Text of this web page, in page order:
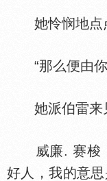
她怜悯地点
“那么便由你
她派伯雷来
威廉. 赛梭（
好人，我的意